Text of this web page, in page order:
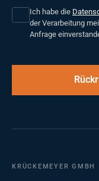
Ich habe die
der Verarbeitung
Anfrage
KRÜCKEMEYER GMBH